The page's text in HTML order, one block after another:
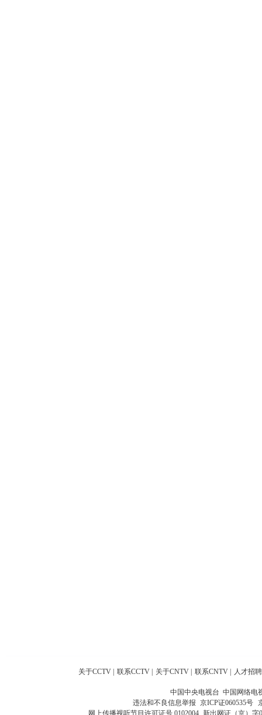
关于CCTV 联系CCTV 关于CNTV 联系CNTV 人才招聘
中国中央电视台 中国网络电
违法和不良信息举报 京ICP证060535号
网上传播视听节目许可证号 0102004 新出网证（京）